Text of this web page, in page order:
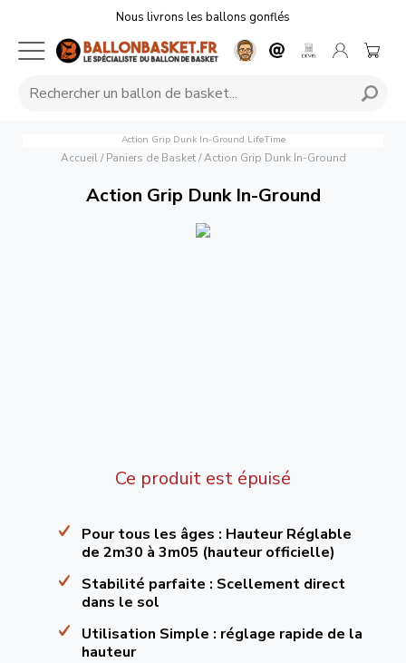
Nous livrons les ballons gonflés
Action Grip Dunk In-Ground LifeTime
Accueil/ Paniers de Basket/ Action Grip Dunk In-Ground
Action Grip Dunk In-Ground
Ce produit est épuisé
Pour tous les âges : Hauteur Réglable
de 2m30 à 3m05 (hauteur officielle)
Stabilité parfaite : Scellement direct
dans le sol
Utilisation Simple : réglage rapide de la
hauteur